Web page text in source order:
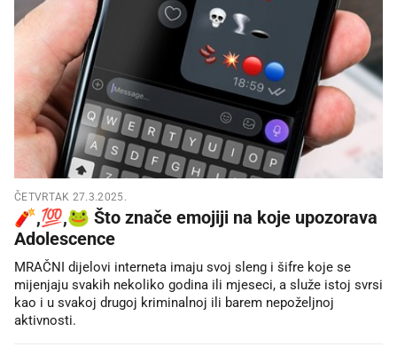
ČETVRTAK 27.3.2025.
🧨,💯,🐸 Što znače emojiji na koje upozorava
Adolescence
MRAČNI dijelovi interneta imaju svoj sleng i šifre koje se
mijenjaju svakih nekoliko godina ili mjeseci, a služe istoj svrsi
kao i u svakoj drugoj kriminalnoj ili barem nepoželjnoj
aktivnosti.